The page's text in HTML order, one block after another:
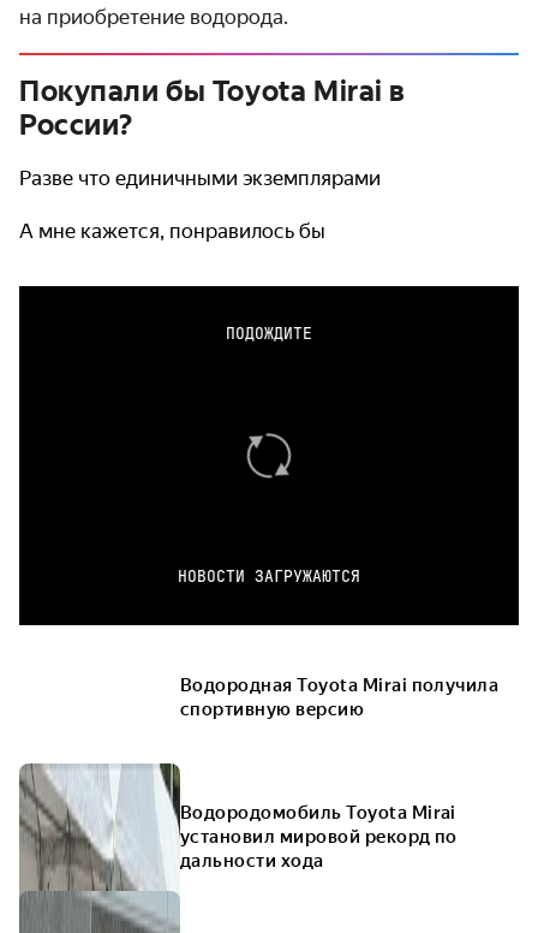
на приобретение водорода.
Покупали бы Toyota Mirai в
России?
Разве что единичными экземплярами
А мне кажется, понравилось бы
ПОДОЖДИТЕ
НОВОСТИ ЗАГРУЖАЮТСЯ
Водородная Toyota Mirai получила
спортивную версию
Водородомобиль Toyota Mirai
установил мировой рекорд по
дальности хода